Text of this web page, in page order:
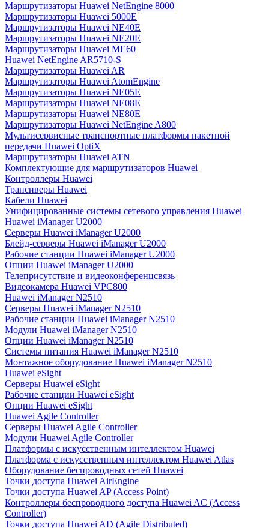
Маршрутизаторы Huawei NetEngine 8000
Маршрутизаторы Huawei 5000E
Маршрутизаторы Huawei NE40E
Маршрутизаторы Huawei NE20E
Маршрутизаторы Huawei ME60
Huawei NetEngine AR5710-S
Маршрутизаторы Huawei AR
Маршрутизаторы Huawei AtomEngine
Маршрутизаторы Huawei NE05E
Маршрутизаторы Huawei NE08E
Маршрутизаторы Huawei NE80E
Маршрутизаторы Huawei NetEngine A800
Мультисервисные транспортные платформы пакетной
передачи Huawei OptiX
Маршрутизаторы Huawei ATN
Комплектующие для маршрутизаторов Huawei
Контроллеры Huawei
Трансиверы Huawei
Кабели Huawei
Унифицированные системы сетевого управления Huawei
Huawei iManager U2000
Серверы Huawei iManager U2000
Блейд-серверы Huawei iManager U2000
Рабочие станции Huawei iManager U2000
Опции Huawei iManager U2000
Телеприсутствие и видеоконференцсвязь
Видеокамера Huawei VPC800
Huawei iManager N2510
Серверы Huawei iManager N2510
Рабочие станции Huawei iManager N2510
Модули Huawei iManager N2510
Опции Huawei iManager N2510
Системы питания Huawei iManager N2510
Монтажное оборудование Huawei iManager N2510
Huawei eSight
Серверы Huawei eSight
Рабочие станции Huawei eSight
Опции Huawei eSight
Huawei Agile Controller
Серверы Huawei Agile Controller
Модули Huawei Agile Controller
Платформы с искусственным интеллектом Huawei
Платформа с искусственным интеллектом Huawei Atlas
Оборудование беспроводных сетей Huawei
Точки доступа Huawei AirEngine
Точки доступа Huawei AP (Access Point)
Контроллеры беспроводного доступа Huawei AC (Access
Controller)
Точки доступа Huawei AD (Agile Distributed)